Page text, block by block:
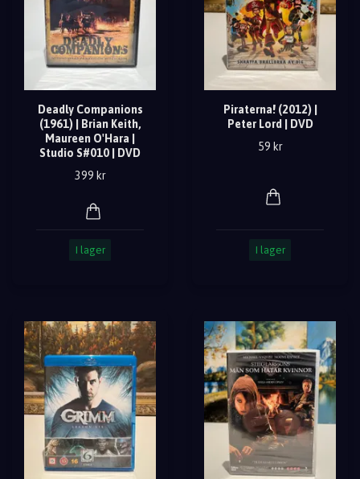
Deadly Companions
(1961) | Brian Keith,
Maureen O'Hara |
Studio S#010 | DVD
399 kr
I lager
Piraterna! (2012) |
Peter Lord | DVD
59 kr
I lager